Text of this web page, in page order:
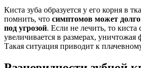
Киста зуба образуется у его корня в
помнить, что симптомов может
под угрозой. Если не лечить, то киста
увеличивается в размерах, уничтожая
Такая ситуация приводит к плачевному